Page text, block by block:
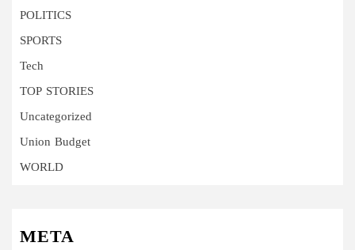
POLITICS
SPORTS
Tech
TOP STORIES
Uncategorized
Union Budget
WORLD
META